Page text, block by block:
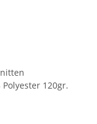
120gr.